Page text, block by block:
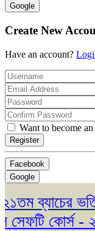
Google
Create New
Have an account?
Want to become
Register
Facebook
Google
ব্যাচের
কোর্স -